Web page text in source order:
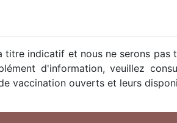
titre indicatif et nous ne serons pas
d'information, veuillez
vaccination ouverts et leurs